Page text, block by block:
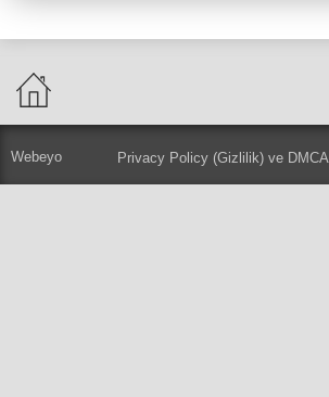
Webeyo Privacy Policy (Gizlilik) ve DMCA